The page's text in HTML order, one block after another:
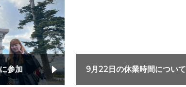
参加 9月22日の休業時間について